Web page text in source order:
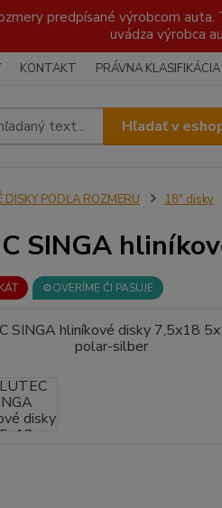
predpísané výrobcom
uvádza výrobca
KONTAKT PRÁVNA
Hľadať v
DISKY PODĽA ROZMERU 18" disky
SINGA
⚙️OVERÍME ČI PASUJE